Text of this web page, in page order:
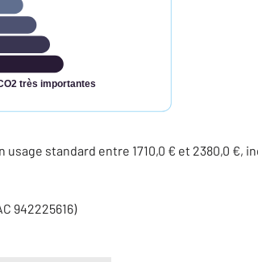
très importantes
standard entre 1710,0 € et 2380,0 €,
942225616)